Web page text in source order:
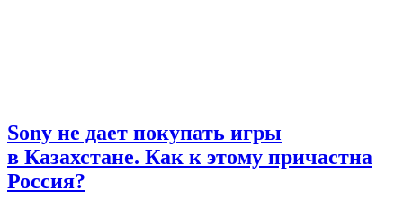
Sony не дает покупать игры
в Казахстане. Как к этому причастна
Россия?